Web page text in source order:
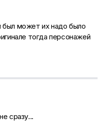
был может их надо было
тогда персонажей
сразу...